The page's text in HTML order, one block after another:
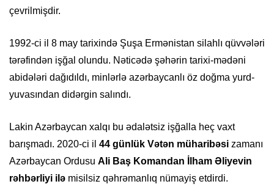
çevrilmişdir.
1992-ci il 8 may tarixində Şuşa Ermənistan silahlı qüvvələri
tərəfindən işğal olundu. Nəticədə şəhərin tarixi-mədəni
abidələri dağıdıldı, minlərlə azərbaycanlı öz doğma yurd-
yuvasından didərgin salındı.
Lakin Azərbaycan xalqı bu ədalətsiz işğalla heç vaxt
barışmadı. 2020-ci il 44 günlük Vətən müharibəsi zamanı
Azərbaycan Ordusu Ali Baş Komandan İlham Əliyevin
rəhbərliyi ilə misilsiz qəhrəmanlıq nümayiş etdirdi.